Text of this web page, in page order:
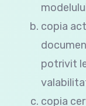
copia
potrivit
copia